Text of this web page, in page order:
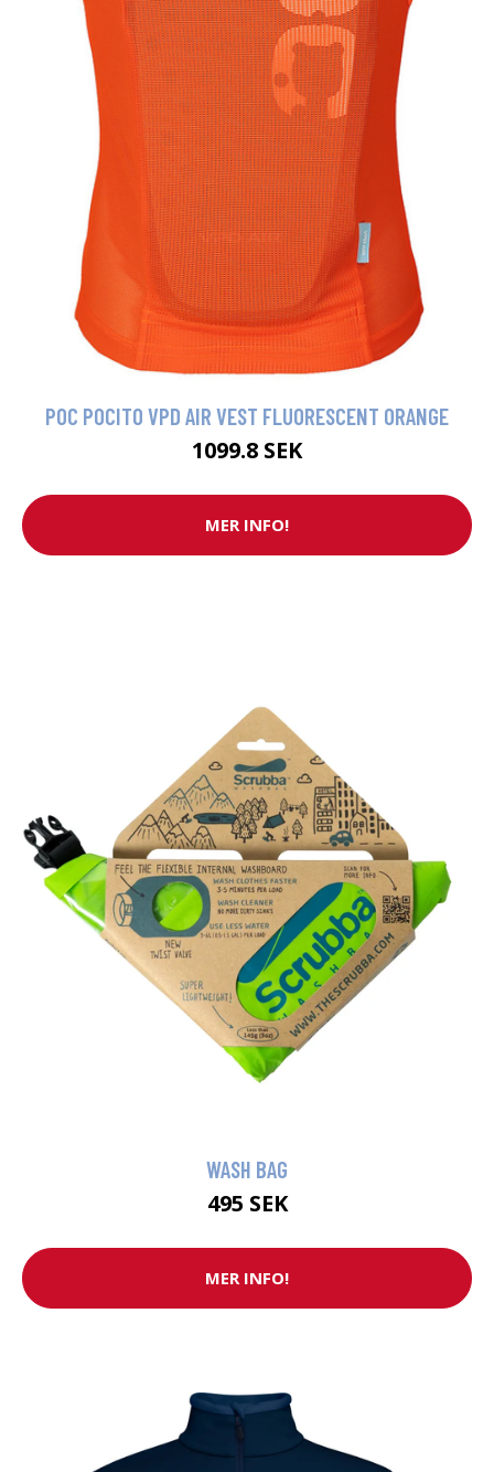
POC POCITO VPD AIR VEST FLUORESCENT ORANGE
1099.8 SEK
MER INFO!
WASH BAG
495 SEK
MER INFO!